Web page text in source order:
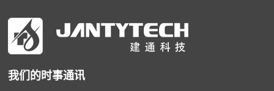
我们的时事通讯